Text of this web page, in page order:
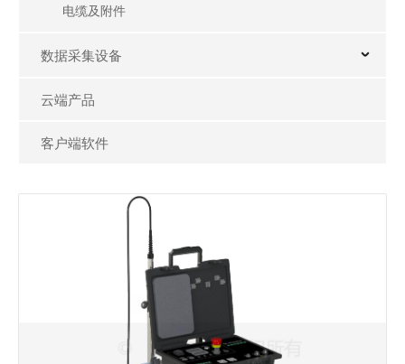
知溪AI大模型
葛南云®小程序
水库建设及运行初期安全管理平台
基坑安全监测云平台
DataMint® Collection数据采集管理软件
电缆及附件
数据采集设备
云端产品
客户端软件
ShapeOne® 全自动测斜仪
ShapeOne® 型
ShapeOne® 全自动测斜仪整套系统自动测量、自动升
降、自动绕线、自动传输、自动储存、自动预警，形成
一体式全自动测量。